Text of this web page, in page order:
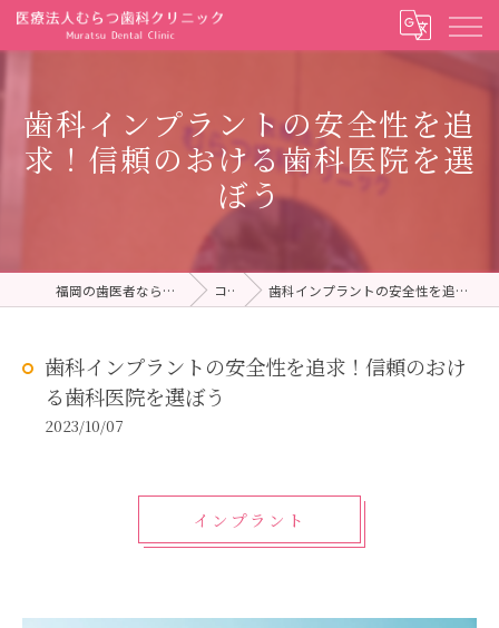
歯科インプラントの安全性を追
求！信頼のおける歯科医院を選
ぼう
福岡の歯医者ならむらつ歯科クリニック コラム 歯科インプラントの安全性を追求！信頼のおける歯科医院を選ぼう
歯科インプラントの安全性を追求！信頼のおけ
る歯科医院を選ぼう
2023/10/07
インプラント